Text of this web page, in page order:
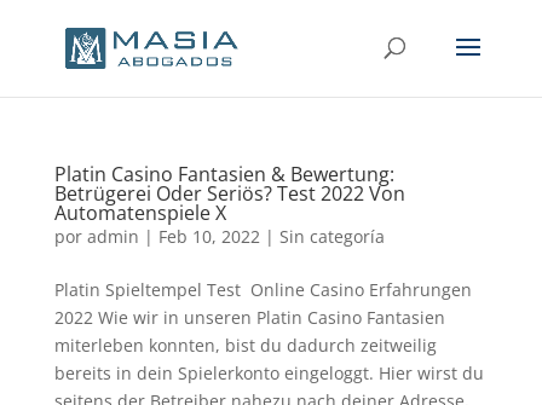
Platin Casino Fantasien & Bewertung:
Betrügerei Oder Seriös? Test 2022 Von
Automatenspiele X
por admin | Feb 10, 2022| Sin categoría
Platin Spieltempel Test ️ Online Casino Erfahrungen
2022 Wie wir in unseren Platin Casino Fantasien
miterleben konnten, bist du dadurch zeitweilig
bereits in dein Spielerkonto eingeloggt. Hier wirst du